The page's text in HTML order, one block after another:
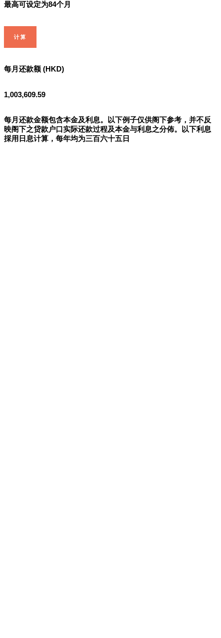
最高可设定为84个月
计算
每月还款额 (HKD)
1,003,609.59
每月还款金额包含本金及利息。以下例子仅供阁下参考，并不反
映阁下之贷款户口实际还款过程及本金与利息之分佈。以下利息
採用日息计算，每年均为三百六十五日